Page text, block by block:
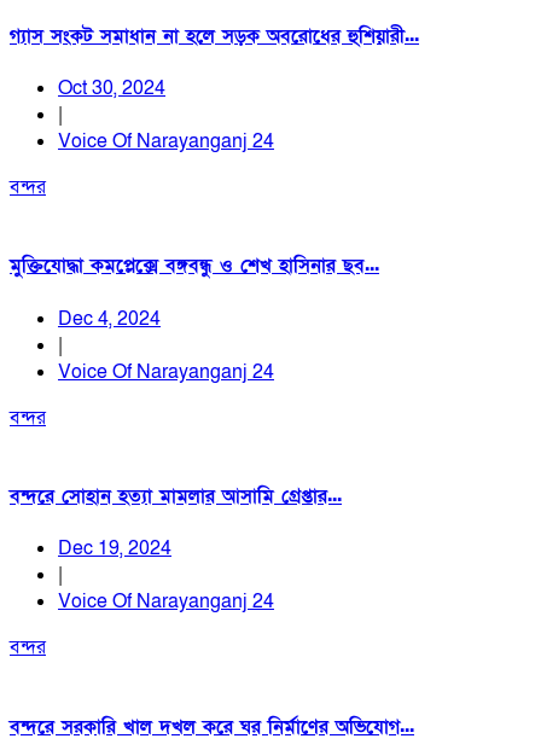
গ্যাস সংকট সমাধান না হলে সড়ক অবরোধের হুশিয়ারী...
Oct 30, 2024
|
Voice Of Narayanganj 24
বন্দর
মুক্তিযোদ্ধা কমপ্লেক্সে বঙ্গবন্ধু ও শেখ হাসিনার ছব...
Dec 4, 2024
|
Voice Of Narayanganj 24
বন্দর
বন্দরে সোহান হত্যা মামলার আসামি গ্রেপ্তার...
Dec 19, 2024
|
Voice Of Narayanganj 24
বন্দর
বন্দরে সরকারি খাল দখল করে ঘর নির্মাণের অভিযোগ...